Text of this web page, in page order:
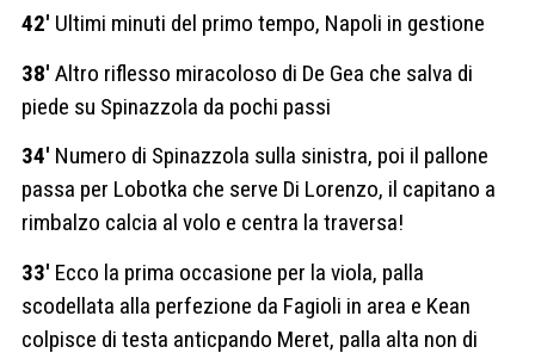
42′ Ultimi minuti del primo tempo, Napoli in gestione
38′ Altro riflesso miracoloso di De Gea che salva di
piede su Spinazzola da pochi passi
34′ Numero di Spinazzola sulla sinistra, poi il pallone
passa per Lobotka che serve Di Lorenzo, il capitano a
rimbalzo calcia al volo e centra la traversa!
33′ Ecco la prima occasione per la viola, palla
scodellata alla perfezione da Fagioli in area e Kean
colpisce di testa anticpando Meret, palla alta non di